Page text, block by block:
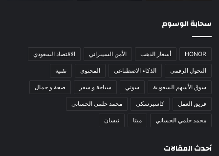
سحابة الوسوم
HONOR أسعار الذهب الأمن السيبراني الاقتصاد السعودي
التحول الرقمي الذكاء الاصطناعي المحتوى تقنية
سوق الأسهم السعودية سوني سياحة و سفر صحة و جمال
فريق العمل كاسبرسكي محمد حلمى الحسانى
محمد حلمي الحساني ميتا نيسان
أحدث المقالات